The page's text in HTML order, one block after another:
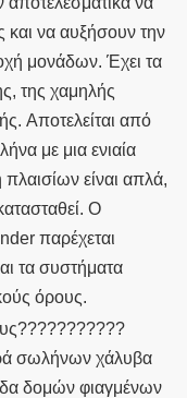
και να αυξήσουν την
μονάδων. Έχει τα
της χαμηλής
Αποτελείται από
με μια ενιαία
είναι απλά,
Ο
παρέχεται
τα συστήματα
όρους.
σωλήνων χάλυβα
δομών φιαγμένων